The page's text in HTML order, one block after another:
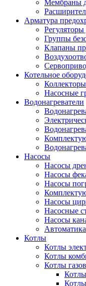
Мембраны
Арматура
Регуляторы
Группы
Клапаны
Котельное
Насосные
Водонагреватели
Насосы
Насосы
Насосы
Насосы
Насосы
Насосные
Насосы
Котлы
Котлы
Котлы
Котлы